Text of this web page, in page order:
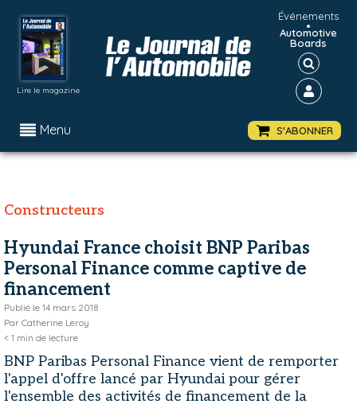
Lire le magazine
Événements
•
Automotive
Boards
Menu S'ABONNER
Constructeurs
Hyundai France choisit BNP Paribas
Personal Finance comme captive de
financement
Publié le 14 mars 2018
Par Catherine Leroy
< 1 min de lecture
BNP Paribas Personal Finance vient de remporter
l'appel d'offre lancé par Hyundai pour gérer
l'ensemble des activités de financement de la